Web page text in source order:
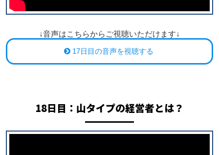
↓音声はこちらからご視聴いただけます↓
17日目の音声を視聴する
18日目： 山タイプの経営者とは？